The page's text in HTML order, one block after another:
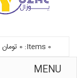
0
Items:
0 تومان
MENU